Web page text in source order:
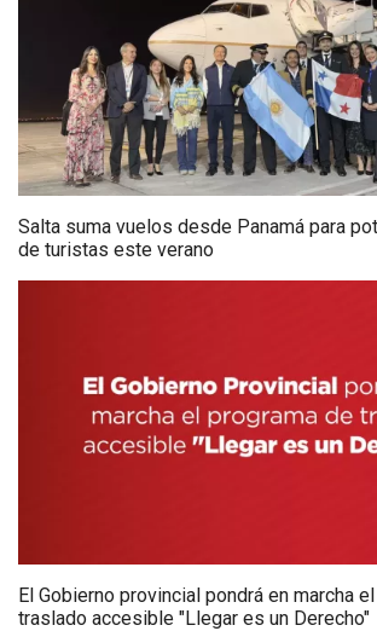
Salta suma vuelos desde Panamá para
de turistas este verano
El Gobierno provincial pondrá en marcha
traslado accesible "Llegar es un Derecho"